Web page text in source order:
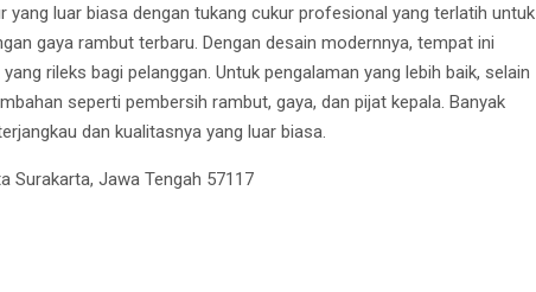
luar biasa dengan tukang cukur profesional yang terlatih untuk
gaya rambut terbaru. Dengan desain modernnya, tempat ini
rileks bagi pelanggan. Untuk pengalaman yang lebih baik, selain
seperti pembersih rambut, gaya, dan pijat kepala. Banyak
dan kualitasnya yang luar biasa.
Surakarta, Jawa Tengah 57117